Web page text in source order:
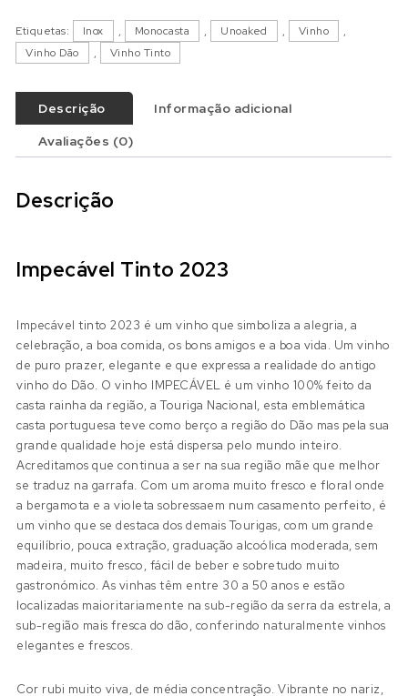
Etiquetas: Inox , Monocasta , Unoaked , Vinho
,
Vinho Dão
, Vinho Tinto
Descrição
Informação adicional
Avaliações (0)
Descrição
Impecável Tinto 2023
Impecável tinto 2023 é um vinho que simboliza a alegria, a
celebração, a boa comida, os bons amigos e a boa vida. Um vinho
de puro prazer, elegante e que expressa a realidade do antigo
vinho do Dão. O vinho IMPECÁVEL é um vinho 100% feito da
casta rainha da região, a Touriga Nacional, esta emblemática
casta portuguesa teve como berço a região do Dão mas pela sua
grande qualidade hoje está dispersa pelo mundo inteiro.
Acreditamos que continua a ser na sua região mãe que melhor
se traduz na garrafa. Com um aroma muito fresco e floral onde
a bergamota e a violeta sobressaem num casamento perfeito, é
um vinho que se destaca dos demais Tourigas, com um grande
equilíbrio, pouca extração, graduação alcoólica moderada, sem
madeira, muito fresco, fácil de beber e sobretudo muito
gastronómico. As vinhas têm entre 30 a 50 anos e estão
localizadas maioritariamente na sub-região da serra da estrela, a
sub-região mais fresca do dão, conferindo naturalmente vinhos
elegantes e frescos.
Cor rubi muito viva, de média concentração. Vibrante no nariz,